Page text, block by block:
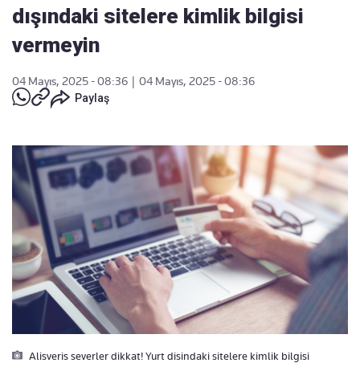
dışındaki sitelere kimlik bilgisi
vermeyin
04 Mayıs, 2025 - 08:36
04 Mayıs, 2025 - 08:36
Paylaş
Alisveris severler dikkat! Yurt disindaki sitelere kimlik bilgisi